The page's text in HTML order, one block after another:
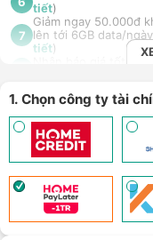
tiết)
7
Giảm ngay 50.000đ
lên tới 6GB data/
tiết)
Nhận báo giá tốt
1. Chọn công ty tài